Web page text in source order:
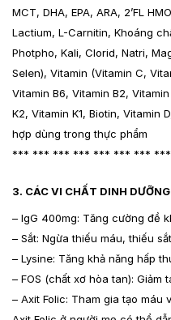
MCT, DHA, EPA, ARA, 2’FL
Lactium, L-Carnitin, Khoáng
Photpho, Kali, Clorid, Natri,
Selen), Vitamin (Vitamin C,
Vitamin B6, Vitamin B2,
K2, Vitamin K1, Biotin, Vitamin
hợp dùng trong thực phẩm
*** *** *** *** *** *** ***
3. CÁC VI CHẤT DINH
– IgG 400mg: Tăng cường đề
– Sắt: Ngừa thiếu máu, thiếu sắt
– Lysine: Tăng khả năng hấp
– FOS (chất xơ hòa tan): Giảm
– Axit Folic: Tham gia tạo máu